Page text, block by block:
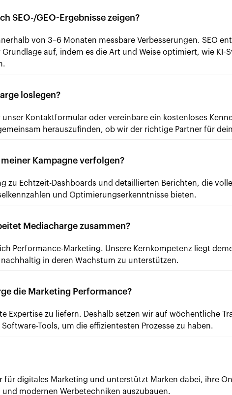
SEO-/GEO-Ergebnisse zeigen?
von 3–6 Monaten messbare Verbesserungen. SEO
auf, indem es die Art und Weise optimiert, wie KI-
loslegen?
Kontaktformular oder vereinbare ein kostenloses
herauszufinden, ob wir der richtige Partner für
Kampagne verfolgen?
zu Echtzeit-Dashboards und detaillierten Berichten, die
und Optimierungserkenntnisse bieten.
Mediacharge zusammen?
Performance-Marketing. Unsere Kernkompetenz liegt
in deren Wachstum zu unterstützen.
die Marketing Performance?
Expertise zu liefern. Deshalb setzen wir auf wöchentliche
Tools, um die effizientesten Prozesse zu haben.
für digitales Marketing und unterstützt Marken dabei, ihre
modernen Werbetechniken auszubauen.